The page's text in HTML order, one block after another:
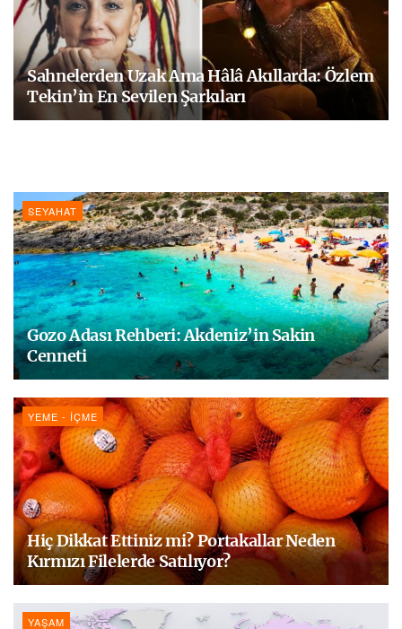
Sahnelerden Uzak Ama Hâlâ Akıllarda: Özlem
Tekin’in En Sevilen Şarkıları
SEYAHAT
Gozo Adası Rehberi: Akdeniz’in Sakin
Cenneti
YEME - İÇME
Hiç Dikkat Ettiniz mi? Portakallar Neden
Kırmızı Filelerde Satılıyor?
YAŞAM